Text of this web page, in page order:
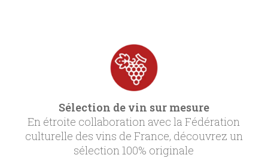
Sélection de vin sur mesure
En étroite collaboration avec la Fédération
culturelle des vins de France, découvrez un
sélection 100% originale